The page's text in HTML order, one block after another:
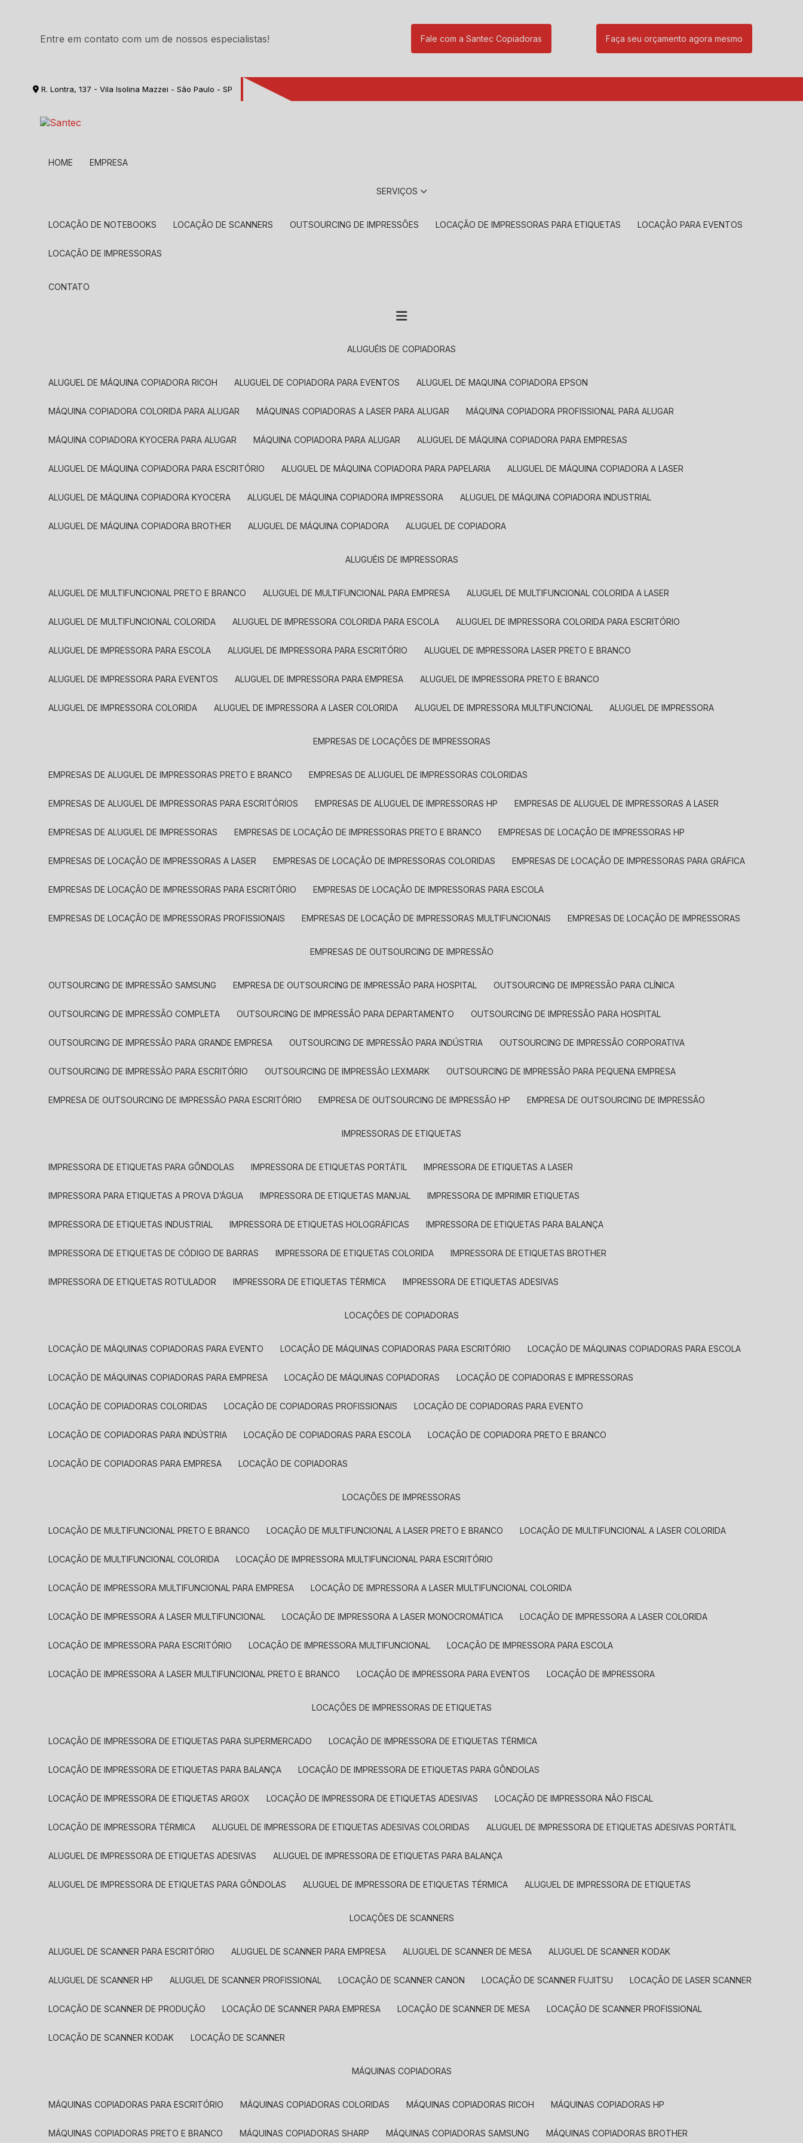
Entre em contato com um de nossos especialistas! Fale com a Santec Copiadoras Faça seu orçamento agora mesmo
R. Lontra, 137 - Vila Isolina Mazzei - São Paulo - SP
HOME EMPRESA
SERVIÇOS
LOCAÇÃO DE NOTEBOOKS LOCAÇÃO DE SCANNERS OUTSOURCING DE IMPRESSÕES LOCAÇÃO DE IMPRESSORAS PARA ETIQUETAS LOCAÇÃO PARA EVENTOS
LOCAÇÃO DE IMPRESSORAS
CONTATO
ALUGUÉIS DE COPIADORAS
ALUGUEL DE MÁQUINA COPIADORA RICOH ALUGUEL DE COPIADORA PARA EVENTOS ALUGUEL DE MAQUINA COPIADORA EPSON
MÁQUINA COPIADORA COLORIDA PARA ALUGAR MÁQUINAS COPIADORAS A LASER PARA ALUGAR MÁQUINA COPIADORA PROFISSIONAL PARA ALUGAR
MÁQUINA COPIADORA KYOCERA PARA ALUGAR MÁQUINA COPIADORA PARA ALUGAR ALUGUEL DE MÁQUINA COPIADORA PARA EMPRESAS
ALUGUEL DE MÁQUINA COPIADORA PARA ESCRITÓRIO ALUGUEL DE MÁQUINA COPIADORA PARA PAPELARIA ALUGUEL DE MÁQUINA COPIADORA A LASER
ALUGUEL DE MÁQUINA COPIADORA KYOCERA ALUGUEL DE MÁQUINA COPIADORA IMPRESSORA ALUGUEL DE MÁQUINA COPIADORA INDUSTRIAL
ALUGUEL DE MÁQUINA COPIADORA BROTHER ALUGUEL DE MÁQUINA COPIADORA ALUGUEL DE COPIADORA
ALUGUÉIS DE IMPRESSORAS
ALUGUEL DE MULTIFUNCIONAL PRETO E BRANCO ALUGUEL DE MULTIFUNCIONAL PARA EMPRESA ALUGUEL DE MULTIFUNCIONAL COLORIDA A LASER
ALUGUEL DE MULTIFUNCIONAL COLORIDA ALUGUEL DE IMPRESSORA COLORIDA PARA ESCOLA ALUGUEL DE IMPRESSORA COLORIDA PARA ESCRITÓRIO
ALUGUEL DE IMPRESSORA PARA ESCOLA ALUGUEL DE IMPRESSORA PARA ESCRITÓRIO ALUGUEL DE IMPRESSORA LASER PRETO E BRANCO
ALUGUEL DE IMPRESSORA PARA EVENTOS ALUGUEL DE IMPRESSORA PARA EMPRESA ALUGUEL DE IMPRESSORA PRETO E BRANCO
ALUGUEL DE IMPRESSORA COLORIDA ALUGUEL DE IMPRESSORA A LASER COLORIDA ALUGUEL DE IMPRESSORA MULTIFUNCIONAL ALUGUEL DE IMPRESSORA
EMPRESAS DE LOCAÇÕES DE IMPRESSORAS
EMPRESAS DE ALUGUEL DE IMPRESSORAS PRETO E BRANCO EMPRESAS DE ALUGUEL DE IMPRESSORAS COLORIDAS
EMPRESAS DE ALUGUEL DE IMPRESSORAS PARA ESCRITÓRIOS EMPRESAS DE ALUGUEL DE IMPRESSORAS HP EMPRESAS DE ALUGUEL DE IMPRESSORAS A LASER
EMPRESAS DE ALUGUEL DE IMPRESSORAS EMPRESAS DE LOCAÇÃO DE IMPRESSORAS PRETO E BRANCO EMPRESAS DE LOCAÇÃO DE IMPRESSORAS HP
EMPRESAS DE LOCAÇÃO DE IMPRESSORAS A LASER EMPRESAS DE LOCAÇÃO DE IMPRESSORAS COLORIDAS EMPRESAS DE LOCAÇÃO DE IMPRESSORAS PARA GRÁFICA
EMPRESAS DE LOCAÇÃO DE IMPRESSORAS PARA ESCRITÓRIO EMPRESAS DE LOCAÇÃO DE IMPRESSORAS PARA ESCOLA
EMPRESAS DE LOCAÇÃO DE IMPRESSORAS PROFISSIONAIS EMPRESAS DE LOCAÇÃO DE IMPRESSORAS MULTIFUNCIONAIS EMPRESAS DE LOCAÇÃO DE IMPRESSORAS
EMPRESAS DE OUTSOURCING DE IMPRESSÃO
OUTSOURCING DE IMPRESSÃO SAMSUNG EMPRESA DE OUTSOURCING DE IMPRESSÃO PARA HOSPITAL OUTSOURCING DE IMPRESSÃO PARA CLÍNICA
OUTSOURCING DE IMPRESSÃO COMPLETA OUTSOURCING DE IMPRESSÃO PARA DEPARTAMENTO OUTSOURCING DE IMPRESSÃO PARA HOSPITAL
OUTSOURCING DE IMPRESSÃO PARA GRANDE EMPRESA OUTSOURCING DE IMPRESSÃO PARA INDÚSTRIA OUTSOURCING DE IMPRESSÃO CORPORATIVA
OUTSOURCING DE IMPRESSÃO PARA ESCRITÓRIO OUTSOURCING DE IMPRESSÃO LEXMARK OUTSOURCING DE IMPRESSÃO PARA PEQUENA EMPRESA
EMPRESA DE OUTSOURCING DE IMPRESSÃO PARA ESCRITÓRIO EMPRESA DE OUTSOURCING DE IMPRESSÃO HP EMPRESA DE OUTSOURCING DE IMPRESSÃO
IMPRESSORAS DE ETIQUETAS
IMPRESSORA DE ETIQUETAS PARA GÔNDOLAS IMPRESSORA DE ETIQUETAS PORTÁTIL IMPRESSORA DE ETIQUETAS A LASER
IMPRESSORA PARA ETIQUETAS A PROVA D’ÁGUA IMPRESSORA DE ETIQUETAS MANUAL IMPRESSORA DE IMPRIMIR ETIQUETAS
IMPRESSORA DE ETIQUETAS INDUSTRIAL IMPRESSORA DE ETIQUETAS HOLOGRÁFICAS IMPRESSORA DE ETIQUETAS PARA BALANÇA
IMPRESSORA DE ETIQUETAS DE CÓDIGO DE BARRAS IMPRESSORA DE ETIQUETAS COLORIDA IMPRESSORA DE ETIQUETAS BROTHER
IMPRESSORA DE ETIQUETAS ROTULADOR IMPRESSORA DE ETIQUETAS TÉRMICA IMPRESSORA DE ETIQUETAS ADESIVAS
LOCAÇÕES DE COPIADORAS
LOCAÇÃO DE MÁQUINAS COPIADORAS PARA EVENTO LOCAÇÃO DE MÁQUINAS COPIADORAS PARA ESCRITÓRIO LOCAÇÃO DE MÁQUINAS COPIADORAS PARA ESCOLA
LOCAÇÃO DE MÁQUINAS COPIADORAS PARA EMPRESA LOCAÇÃO DE MÁQUINAS COPIADORAS LOCAÇÃO DE COPIADORAS E IMPRESSORAS
LOCAÇÃO DE COPIADORAS COLORIDAS LOCAÇÃO DE COPIADORAS PROFISSIONAIS LOCAÇÃO DE COPIADORAS PARA EVENTO
LOCAÇÃO DE COPIADORAS PARA INDÚSTRIA LOCAÇÃO DE COPIADORAS PARA ESCOLA LOCAÇÃO DE COPIADORA PRETO E BRANCO
LOCAÇÃO DE COPIADORAS PARA EMPRESA LOCAÇÃO DE COPIADORAS
LOCAÇÕES DE IMPRESSORAS
LOCAÇÃO DE MULTIFUNCIONAL PRETO E BRANCO LOCAÇÃO DE MULTIFUNCIONAL A LASER PRETO E BRANCO LOCAÇÃO DE MULTIFUNCIONAL A LASER COLORIDA
LOCAÇÃO DE MULTIFUNCIONAL COLORIDA LOCAÇÃO DE IMPRESSORA MULTIFUNCIONAL PARA ESCRITÓRIO
LOCAÇÃO DE IMPRESSORA MULTIFUNCIONAL PARA EMPRESA LOCAÇÃO DE IMPRESSORA A LASER MULTIFUNCIONAL COLORIDA
LOCAÇÃO DE IMPRESSORA A LASER MULTIFUNCIONAL LOCAÇÃO DE IMPRESSORA A LASER MONOCROMÁTICA LOCAÇÃO DE IMPRESSORA A LASER COLORIDA
LOCAÇÃO DE IMPRESSORA PARA ESCRITÓRIO LOCAÇÃO DE IMPRESSORA MULTIFUNCIONAL LOCAÇÃO DE IMPRESSORA PARA ESCOLA
LOCAÇÃO DE IMPRESSORA A LASER MULTIFUNCIONAL PRETO E BRANCO LOCAÇÃO DE IMPRESSORA PARA EVENTOS LOCAÇÃO DE IMPRESSORA
LOCAÇÕES DE IMPRESSORAS DE ETIQUETAS
LOCAÇÃO DE IMPRESSORA DE ETIQUETAS PARA SUPERMERCADO LOCAÇÃO DE IMPRESSORA DE ETIQUETAS TÉRMICA
LOCAÇÃO DE IMPRESSORA DE ETIQUETAS PARA BALANÇA LOCAÇÃO DE IMPRESSORA DE ETIQUETAS PARA GÔNDOLAS
LOCAÇÃO DE IMPRESSORA DE ETIQUETAS ARGOX LOCAÇÃO DE IMPRESSORA DE ETIQUETAS ADESIVAS LOCAÇÃO DE IMPRESSORA NÃO FISCAL
LOCAÇÃO DE IMPRESSORA TÉRMICA ALUGUEL DE IMPRESSORA DE ETIQUETAS ADESIVAS COLORIDAS ALUGUEL DE IMPRESSORA DE ETIQUETAS ADESIVAS PORTÁTIL
ALUGUEL DE IMPRESSORA DE ETIQUETAS ADESIVAS ALUGUEL DE IMPRESSORA DE ETIQUETAS PARA BALANÇA
ALUGUEL DE IMPRESSORA DE ETIQUETAS PARA GÔNDOLAS ALUGUEL DE IMPRESSORA DE ETIQUETAS TÉRMICA ALUGUEL DE IMPRESSORA DE ETIQUETAS
LOCAÇÕES DE SCANNERS
ALUGUEL DE SCANNER PARA ESCRITÓRIO ALUGUEL DE SCANNER PARA EMPRESA ALUGUEL DE SCANNER DE MESA ALUGUEL DE SCANNER KODAK
ALUGUEL DE SCANNER HP ALUGUEL DE SCANNER PROFISSIONAL LOCAÇÃO DE SCANNER CANON LOCAÇÃO DE SCANNER FUJITSU LOCAÇÃO DE LASER SCANNER
LOCAÇÃO DE SCANNER DE PRODUÇÃO LOCAÇÃO DE SCANNER PARA EMPRESA LOCAÇÃO DE SCANNER DE MESA LOCAÇÃO DE SCANNER PROFISSIONAL
LOCAÇÃO DE SCANNER KODAK LOCAÇÃO DE SCANNER
MÁQUINAS COPIADORAS
MÁQUINAS COPIADORAS PARA ESCRITÓRIO MÁQUINAS COPIADORAS COLORIDAS MÁQUINAS COPIADORAS RICOH MÁQUINAS COPIADORAS HP
MÁQUINAS COPIADORAS PRETO E BRANCO MÁQUINAS COPIADORAS SHARP MÁQUINAS COPIADORAS SAMSUNG MÁQUINAS COPIADORAS BROTHER